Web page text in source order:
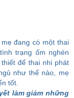
đang có một thai
trạng ốm nghén
để thai nhi phát
như thế nào, mẹ
tốt.
làm giảm những